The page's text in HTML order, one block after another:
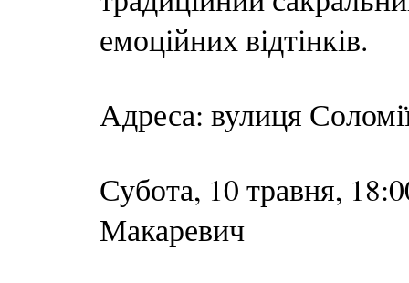
емоційних відтінків.
Адреса: вулиця
Субота, 10 травня,
Макаревич